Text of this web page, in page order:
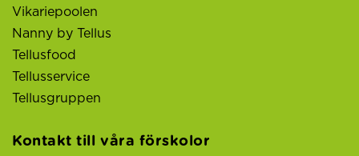
Vikariepoolen
Nanny by Tellus
Tellusfood
Tellusservice
Tellusgruppen
Kontakt till våra förskolor